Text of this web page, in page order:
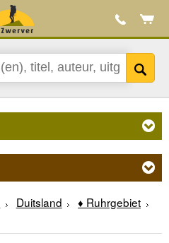
Duitsland
♦ Ruhrgebiet